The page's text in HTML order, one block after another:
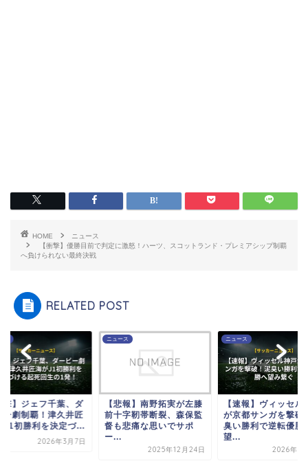
HOME
ニュース
【衝撃】優勝目前で判定に激怒！ハーツ、スコットランド・プレミアシップ制覇
へ負けられない最終決戦
RELATED POST
撃】ジェフ千葉、ダ
ー劇制覇！津久井匠
J1初勝利を決定づ...
2026年3月7日
ニュース
【悲報】南野拓実が左膝
前十字靭帯断裂、森保監
督も悲痛な思いでサポ
ー...
2025年12月24日
ニュース
【速報】ヴィッセル
が京都サンガを撃破
臭い勝利で逆転優勝
望...
2026年5